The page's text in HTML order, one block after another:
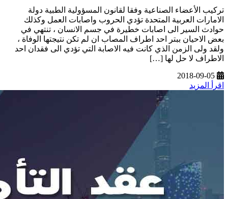
تركيب الأعضاء الصناعية وفقا لقانون المسؤولية الطبية دولة
الامارات العربية المتحدة تؤدي الحروب واصابات العمل وكذلك
حوادث السير الى اصابات خطيرة في جسم الانسان ، تنتهي في
بعض الاحيان ببتر احد اطراف المصاب ان لم تكن نتيجتها الوفاة ،
ولقد ولى الزمن الذي كانت فيه الاصابة التي تؤدي الى فقدان احد
الاطراف لا حل لها […]
2018-09-05
اقرأ المزيد